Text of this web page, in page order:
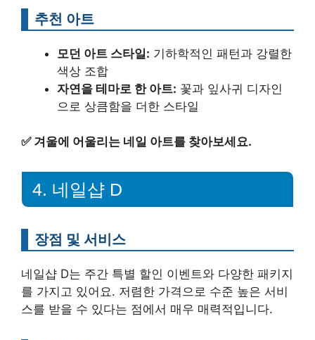
추천 아트
모던 아트 스타일: 기하학적인 패턴과 강렬한
색상 조합
자연을 테마로 한 아트: 꽃과 잎사귀 디자인
으로 상큼함을 더한 스타일
✅ 겨울에 어울리는 네일 아트를 찾아보세요.
4. 네일샵 D
장점 및 서비스
네일샵 D는 주간 특별 할인 이벤트와 다양한 패키지
를 가지고 있어요. 저렴한 가격으로 수준 높은 서비
스를 받을 수 있다는 점에서 매우 매력적입니다.